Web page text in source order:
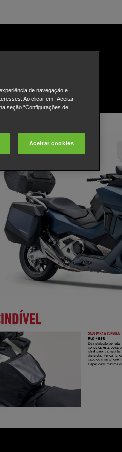
de navegação e
Ao clicar em “Aceitar
seção “Configurações de
Aceitar cookies